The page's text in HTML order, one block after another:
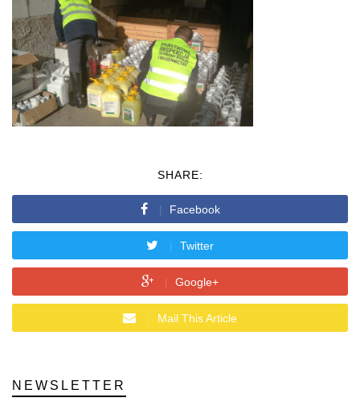
SHARE:
Facebook
Twitter
Google+
Mail This Article
NEWSLETTER